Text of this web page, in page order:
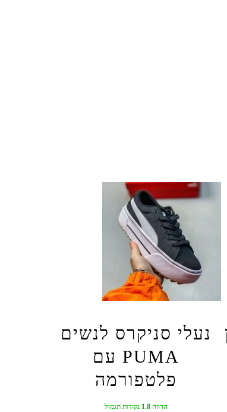
נעלי סניקרס לנשים
PUMA עם
פלטפורמה
הרווח 1.8 נקודות תגמול